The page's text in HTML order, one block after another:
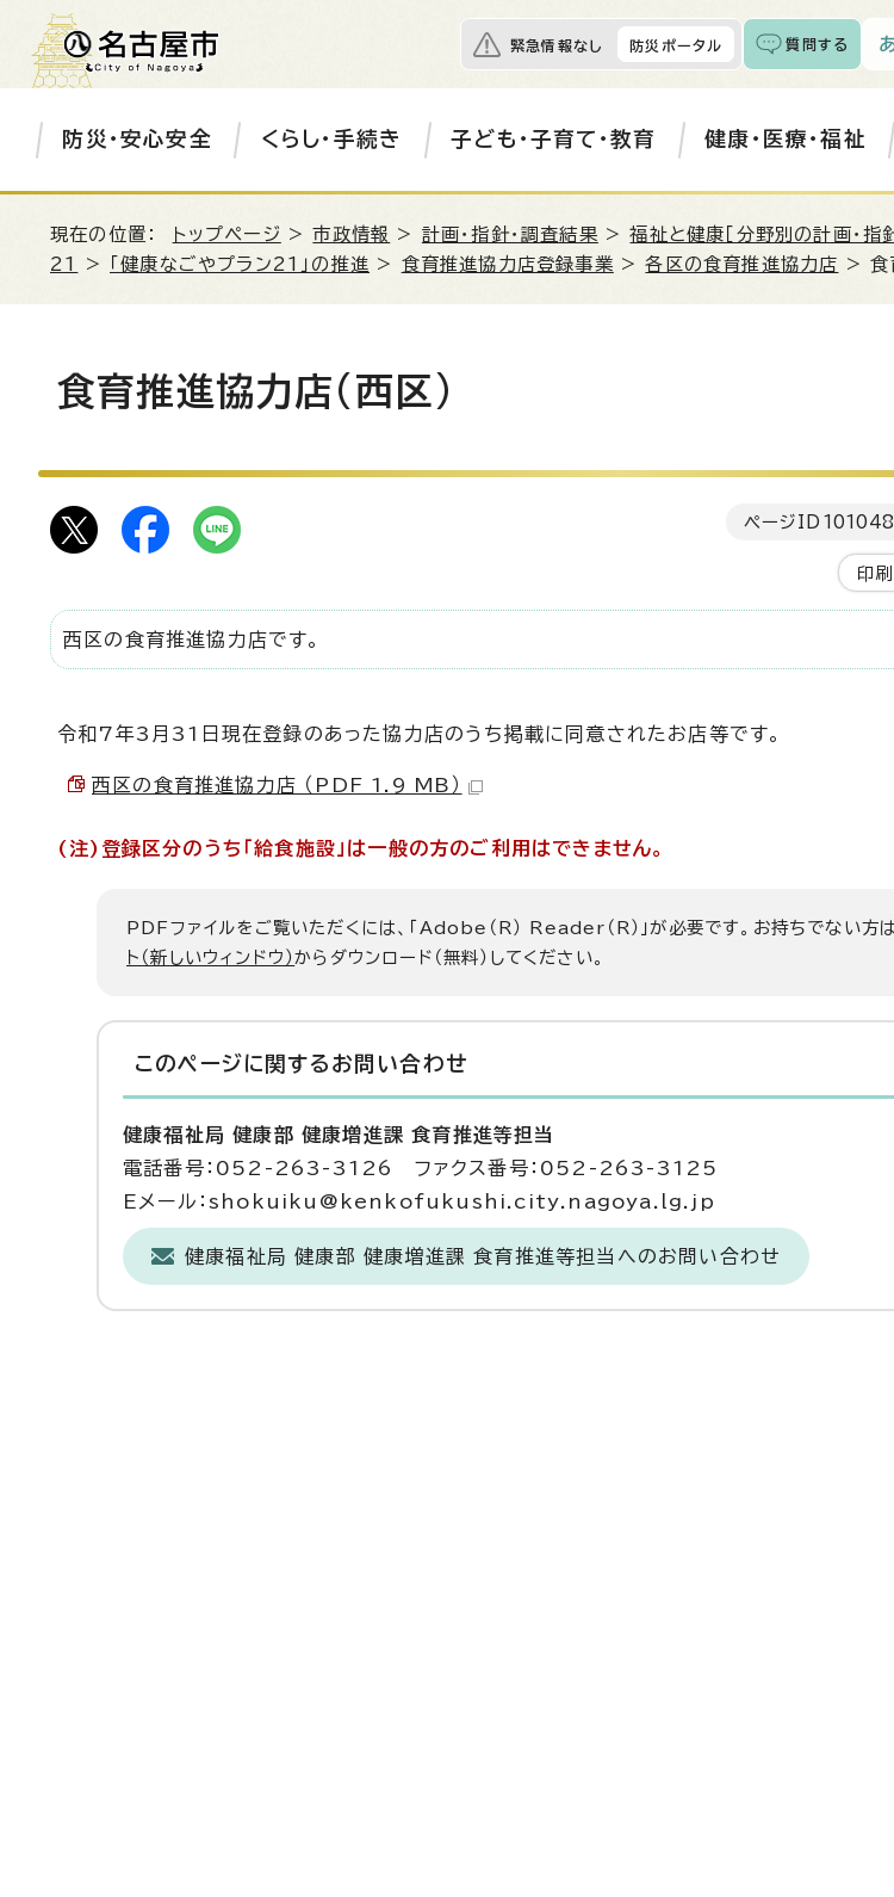
緊急情報なし 防災ポータル 質問する
防災・安心安全 くらし・手続き 子ども・子育て・教育 健康・医療・福祉
現在の位置： トップページ >市政情報 > 計画・指針・調査結果 >福祉と健康［分野別の計画・指針
21
> 「健康なごやプラン21」の推進 > 食育推進協力店登録事業 >各区の食育推進協力店 > 食
食育推進協力店(西区)
ページID
印刷
西区の食育推進協力店です。
令和7年3月31日現在登録のあった協力店のうち掲載に同意されたお店等です。
西区の食育推進協力店 （PDF 1.9 MB）
(注)登録区分のうち「給食施設」は一般の方のご利用はできません。
PDFファイルをご覧いただくには、「Adobe（R） Reader（R）」が必要です。お持ちでない方
ト（新しいウィンドウ）からダウンロード（無料）してください。
このページに関する お問い合わせ
健康福祉局 健康部 健康増進課 食育推進等担当
電話番号：052-263-3126 ファクス番号：052-263-3125
Eメール：shokuiku@kenkofukushi.city.nagoya.lg.jp
健康福祉局 健康部 健康増進課 食育推進等担当へのお問い合わせ